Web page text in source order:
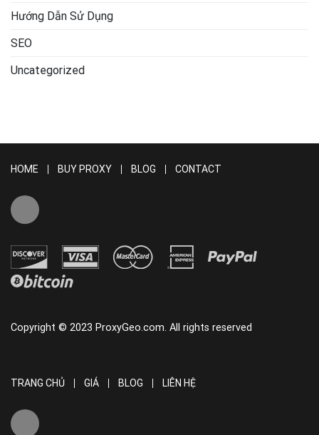
Hướng Dẫn Sử Dụng
SEO
Uncategorized
HOME BUY PROXY BLOG CONTACT
Copyright © 2023 ProxyGeo.com. All rights reserved
TRANG CHỦ GIÁ BLOG LIÊN HỆ